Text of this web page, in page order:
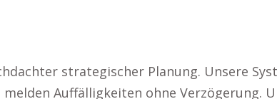
strategischer Planung. Unsere
Auffälligkeiten ohne Verzögerung.